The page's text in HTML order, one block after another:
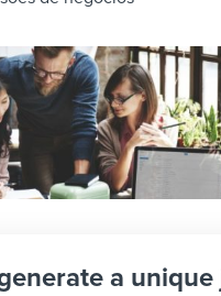
a unique